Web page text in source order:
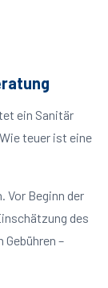
ein Sanitär
teuer ist eine
Vor Beginn der
des
–